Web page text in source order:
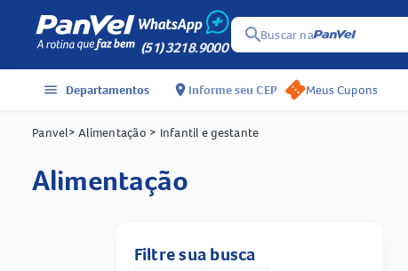
(51) 3218.9000
searchBuscar na
menu Departamentos location_on Informe seu CEP Meus Cupons
Panvel> Alimentação > Infantil e gestante
alimentação
Filtre sua busca